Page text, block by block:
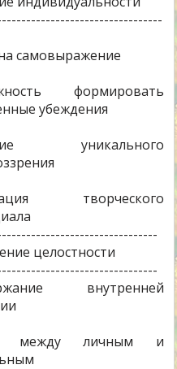
самовыражение
формировать
убеждения
уникального
творческого
целостности
внутренней
между личным и